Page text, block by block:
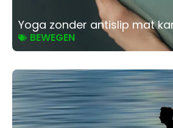
Yoga zonder antislip mat
BEWEGEN